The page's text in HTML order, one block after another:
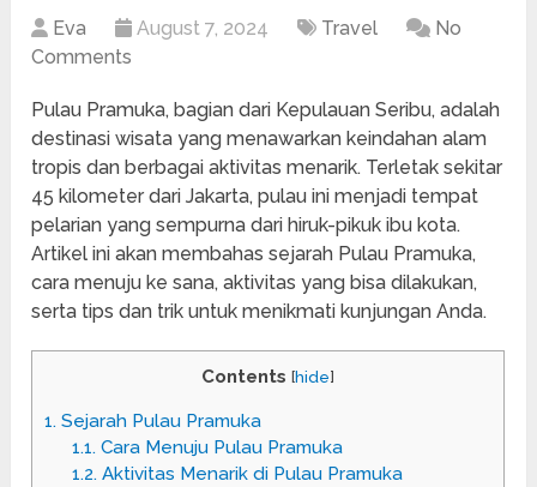
Eva August 7, 2024 Travel
No
Comments
Pulau Pramuka, bagian dari Kepulauan Seribu, adalah
destinasi wisata yang menawarkan keindahan alam
tropis dan berbagai aktivitas menarik. Terletak sekitar
45 kilometer dari Jakarta, pulau ini menjadi tempat
pelarian yang sempurna dari hiruk-pikuk ibu kota.
Artikel ini akan membahas sejarah Pulau Pramuka,
cara menuju ke sana, aktivitas yang bisa dilakukan,
serta tips dan trik untuk menikmati kunjungan Anda.
Contents [hide]
1. Sejarah Pulau Pramuka
1.1.Cara Menuju Pulau Pramuka
1.2.Aktivitas Menarik di Pulau Pramuka